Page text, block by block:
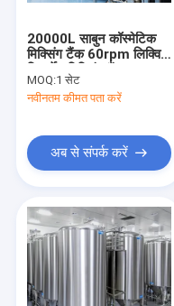
20000L साबुन कॉस्मेटिक
मिक्सिंग टैंक 60rpm लिक्विड
डिटर्जेंट मिक्सिंग टैंक
MOQ:1 सेट
नवीनतम कीमत पता करें
अब से संपर्क करें